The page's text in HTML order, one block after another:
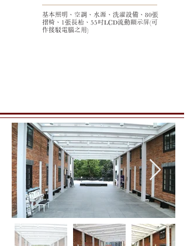
基本照明、空調、水源、洗濯設備、80張
摺椅、 1張長枱、55吋LCD流動顯示屏(可
作接駁電腦之用)